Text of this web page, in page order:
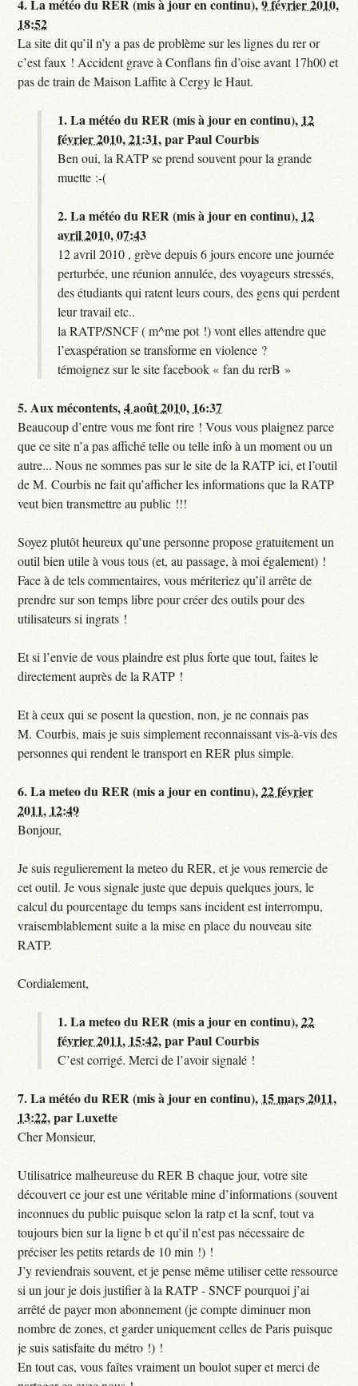
4.La météo du RER (mis à jour en continu),9 février 2010,
18:52
La site dit qu’il n’y a pas de problème sur les lignes du rer or
c’est faux ! Accident grave à Conflans fin d’oise avant 17h00 et
pas de train de Maison Laffite à Cergy le Haut.
1.La météo du RER (mis à jour en continu), 12
février 2010, 21:31,parPaul Courbis
Ben oui, la RATP se prend souvent pour la grande
muette :-(
2.La météo du RER (mis à jour en continu), 12
avril 2010, 07:43
12 avril 2010 , grève depuis 6 jours encore une journée
perturbée, une réunion annulée, des voyageurs stressés,
des étudiants qui ratent leurs cours, des gens qui perdent
leur travail etc..
la RATP/SNCF ( m^me pot !) vont elles attendre que
l’exaspération se transforme en violence ?
témoignez sur le site facebook « fan du rerB »
5.Aux mécontents,4 août 2010, 16:37
Beaucoup d’entre vous me font rire ! Vous vous plaignez parce
que ce site n’a pas affiché telle ou telle info à un moment ou un
autre... Nous ne sommes pas sur le site de la RATP ici, et l’outil
de M. Courbis ne fait qu’afficher les informations que la RATP
veut bien transmettre au public !!!
Soyez plutôt heureux qu’une personne propose gratuitement un
outil bien utile à vous tous (et, au passage, à moi également) !
Face à de tels commentaires, vous mériteriez qu’il arrête de
prendre sur son temps libre pour créer des outils pour des
utilisateurs si ingrats !
Et si l’envie de vous plaindre est plus forte que tout, faites le
directement auprès de la RATP !
Et à ceux qui se posent la question, non, je ne connais pas
M. Courbis, mais je suis simplement reconnaissant vis-à-vis des
personnes qui rendent le transport en RER plus simple.
6.La meteo du RER (mis a jour en continu),22 février
2011, 12:49
Bonjour,
Je suis regulierement la meteo du RER, et je vous remercie de
cet outil. Je vous signale juste que depuis quelques jours, le
calcul du pourcentage du temps sans incident est interrompu,
vraisemblablement suite a la mise en place du nouveau site
RATP.
Cordialement,
1.La meteo du RER (mis a jour en continu),22
février 2011, 15:42,parPaul Courbis
C’est corrigé. Merci de l’avoir signalé !
7.La météo du RER (mis à jour en continu), 15 mars 2011,
13:22,parLuxette
Cher Monsieur,
Utilisatrice malheureuse du RER B chaque jour, votre site
découvert ce jour est une véritable mine d’informations (souvent
inconnues du public puisque selon la ratp et la scnf, tout va
toujours bien sur la ligne b et qu’il n’est pas nécessaire de
préciser les petits retards de 10 min !) !
J’y reviendrais souvent, et je pense même utiliser cette ressource
si un jour je dois justifier à la RATP - SNCF pourquoi j’ai
arrêté de payer mon abonnement (je compte diminuer mon
nombre de zones, et garder uniquement celles de Paris puisque
je suis satisfaite du métro !) !
En tout cas, vous faîtes vraiment un boulot super et merci de